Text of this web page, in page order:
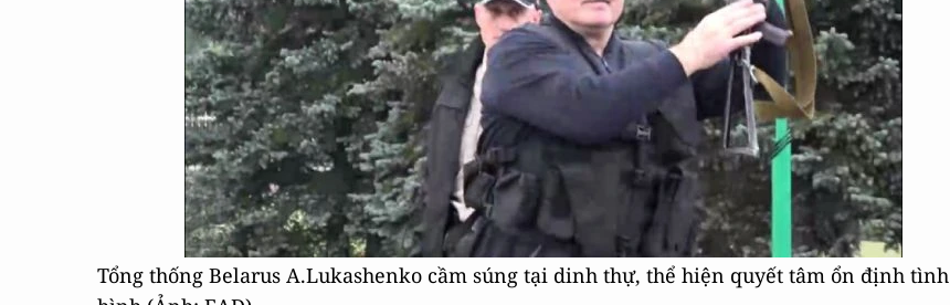
Tổng thống Belarus A.Lukashenko cầm súng tại dinh thự, thể hiện quyết tâm ổn định tình